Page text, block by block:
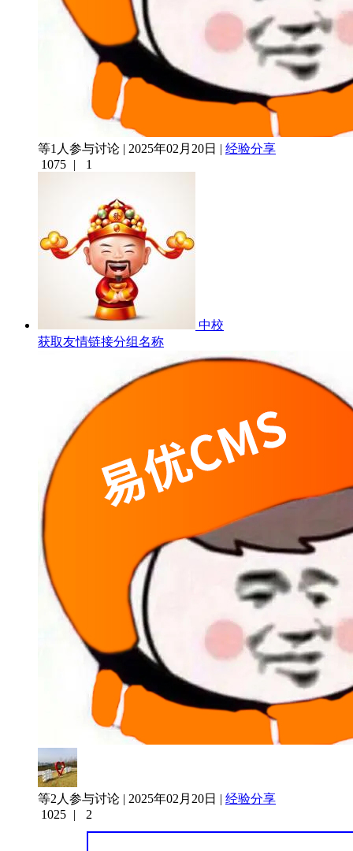
等1人参与讨论 | 2025年02月20日 | 经验分享
1075 | 1
中校
获取友情链接分组名称
等2人参与讨论 | 2025年02月20日 | 经验分享
1025 | 2